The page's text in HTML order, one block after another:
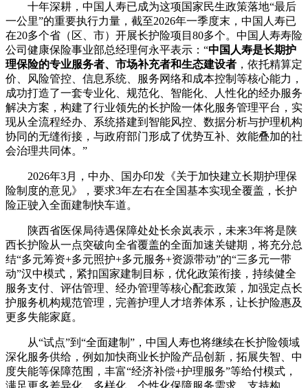
十年深耕，中国人寿已成为这项国家民生政策落地“最后
一公里”的重要执行力量，截至2026年一季度末，中国人寿已
在20多个省（区、市）开展长护险项目80多个。中国人寿寿险
公司健康保险事业部总经理何永平表示：“中国人寿是长期护
理保险的专业服务者、市场补充者和生态建设者 ，依托精算定
价、风险管控、信息系统、服务网络和成本控制等核心能力，
成功打造了一套专业化、规范化、智能化、人性化的经办服务
解决方案，构建了行业领先的长护险一体化服务管理平台，实
现从全流程经办、系统搭建到智能风控、数据分析与护理机构
协同的无缝衔接，与政府部门形成了优势互补、效能叠加的社
会治理共同体。”
2026年3月，中办、国办印发《关于加快建立长期护理保
险制度的意见》，要求3年左右在全国基本实现全覆盖，长护
险正驶入全面建制快车道。
陕西省医保局待遇保障处处长余岚表示，未来3年将是陕
西长护险从一点突破向全省覆盖的全面加速关键期，将充分总
结“多元筹资+多元照护+多元服务+资源带动”的“三多元一带
动”汉中模式，紧扣国家建制目标，优化政策衔接，持续健全
服务支付、评估管理、经办管理等核心配套政策，加强定点长
护服务机构规范管理，完善护理人才培养体系，让长护险惠及
更多失能家庭。
从“试点”到“全面建制”，中国人寿也将继续在长护险领域
深化服务供给，例如加快商业长护险产品创新，拓展失智、中
度失能等保障范围，丰富“经济补偿+护理服务”等给付模式，